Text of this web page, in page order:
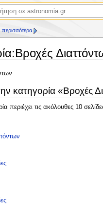
:Βροχές
κατηγορία «Βροχές
περιέχει τις ακόλουθες 10
περισσότερα